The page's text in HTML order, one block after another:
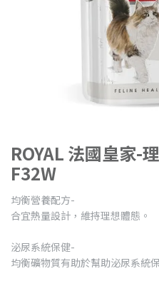
ROYAL 法國皇家-
F32W
均衡營養配方-
合宜熱量設計，維持理想體態。
泌尿系統保健-
均衡礦物質有助於幫助泌尿系統